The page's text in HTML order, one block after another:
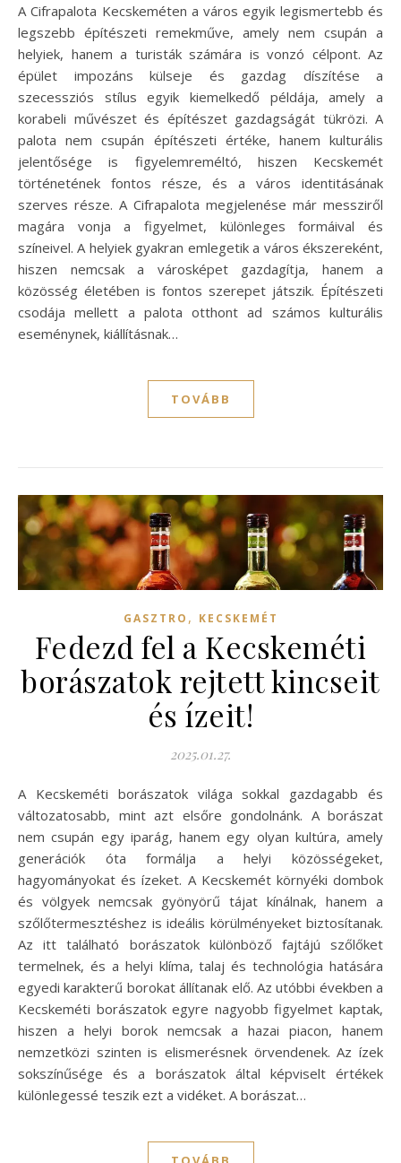
A Cifrapalota Kecskeméten a város egyik legismertebb és
legszebb építészeti remekműve, amely nem csupán a
helyiek, hanem a turisták számára is vonzó célpont. Az
épület impozáns külseje és gazdag díszítése a
szecessziós stílus egyik kiemelkedő példája, amely a
korabeli művészet és építészet gazdagságát tükrözi. A
palota nem csupán építészeti értéke, hanem kulturális
jelentősége is figyelemreméltó, hiszen Kecskemét
történetének fontos része, és a város identitásának
szerves része. A Cifrapalota megjelenése már messziről
magára vonja a figyelmet, különleges formáival és
színeivel. A helyiek gyakran emlegetik a város ékszereként,
hiszen nemcsak a városképet gazdagítja, hanem a
közösség életében is fontos szerepet játszik. Építészeti
csodája mellett a palota otthont ad számos kulturális
eseménynek, kiállításnak…
TOVÁBB
GASZTRO , KECSKEMÉT
Fedezd fel a Kecskeméti
borászatok rejtett kincseit
és ízeit!
2025.01.27.
A Kecskeméti borászatok világa sokkal gazdagabb és
változatosabb, mint azt elsőre gondolnánk. A borászat
nem csupán egy iparág, hanem egy olyan kultúra, amely
generációk óta formálja a helyi közösségeket,
hagyományokat és ízeket. A Kecskemét környéki dombok
és völgyek nemcsak gyönyörű tájat kínálnak, hanem a
szőlőtermesztéshez is ideális körülményeket biztosítanak.
Az itt található borászatok különböző fajtájú szőlőket
termelnek, és a helyi klíma, talaj és technológia hatására
egyedi karakterű borokat állítanak elő. Az utóbbi években a
Kecskeméti borászatok egyre nagyobb figyelmet kaptak,
hiszen a helyi borok nemcsak a hazai piacon, hanem
nemzetközi szinten is elismerésnek örvendenek. Az ízek
sokszínűsége és a borászatok által képviselt értékek
különlegessé teszik ezt a vidéket. A borászat…